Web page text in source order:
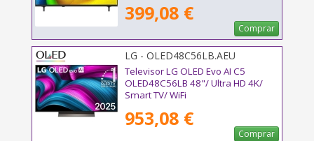
399,08 €
Comprar
LG - OLED48C56LB.AEU
Televisor LG OLED Evo AI C5
OLED48C56LB 48"/ Ultra HD 4K/
Smart TV/ WiFi
953,08 €
Comprar